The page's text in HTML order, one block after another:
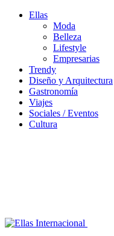
Ellas
Moda
Belleza
Lifestyle
Empresarias
Trendy
Diseño y Arquitectura
Gastronomía
Viajes
Sociales / Eventos
Cultura